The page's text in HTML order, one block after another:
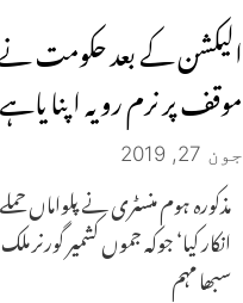
موقف پر نرم رویہ اپنا یاہے
جون 27, 2019
مذکورہ ہوم منسٹری نے پلواماں
انکار کیا‘ جوکہ جموں کشمیر
سبھا مہم